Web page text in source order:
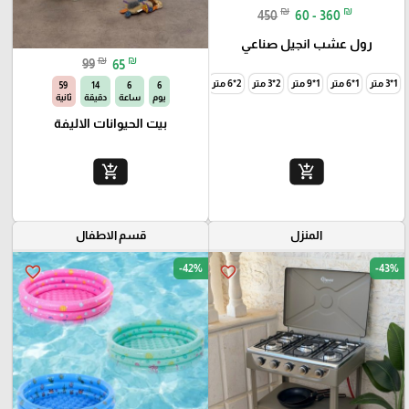
450 ₪ 60 - 360 ₪
رول عشب انجيل صناعي
1*3 متر 1*6 متر 1*9 متر 2*3 متر 2*6 متر
add_shopping_cart
99 ₪ 65 ₪
6
يوم
6
ساعة
14
دقيقة
58
ثانية
بيت الحيوانات الاليفة
add_shopping_cart
المنزل
favorite_border -43%
قسم الاطفال
favorite_border -42%